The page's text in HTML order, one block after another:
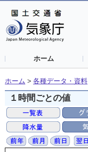
ホーム
ホーム > 各種データ・資料
１時間ごとの値